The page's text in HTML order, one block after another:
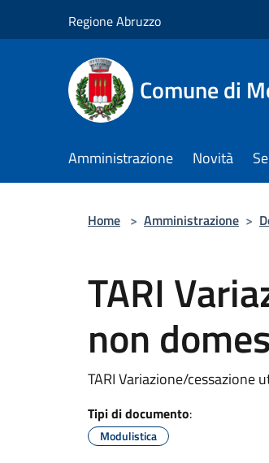
Regione Abruzzo
Comune di
Amministrazione Novità
Home > Amministrazione >
TARI
non
TARI Variazione/cessazione
Tipi di documento:
Modulistica